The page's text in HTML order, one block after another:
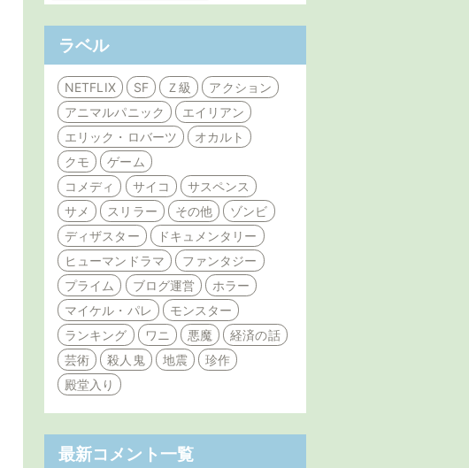
ラベル
NETFLIX SF Ｚ級
アクション
アニマルパニック
エイリアン
エリック・ロバーツ
オカルト
クモ
ゲーム
コメディ
サイコ
サスペンス
サメ
スリラー その他
ゾンビ
ディザスター
ドキュメンタリー
ヒューマンドラマ
ファンタジー
プライム
ブログ運営
ホラー
マイケル・パレ
モンスター
ランキング
ワニ 悪魔
経済の話
芸術
殺人鬼 地震
珍作
殿堂入り
最新コメント一覧